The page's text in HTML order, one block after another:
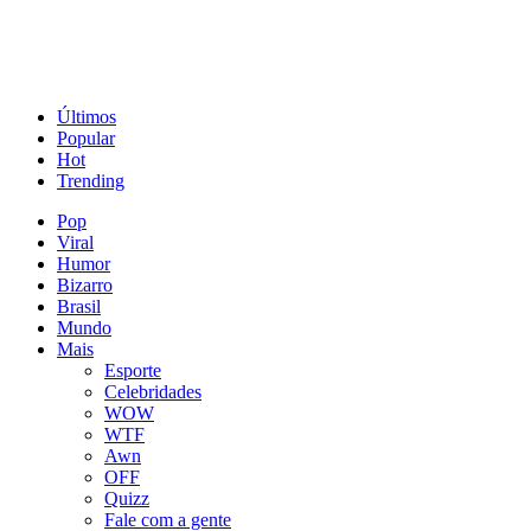
Últimos
Popular
Hot
Trending
Pop
Viral
Humor
Bizarro
Brasil
Mundo
Mais
Esporte
Celebridades
WOW
WTF
Awn
OFF
Quizz
Fale com a gente